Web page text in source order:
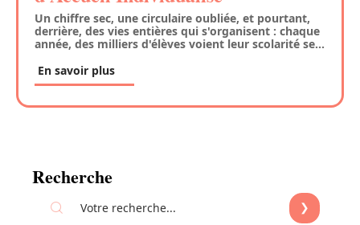
Un chiffre sec, une circulaire oubliée, et pourtant,
derrière, des vies entières qui s'organisent : chaque
année, des milliers d'élèves voient leur scolarité se…
En savoir plus
Recherche